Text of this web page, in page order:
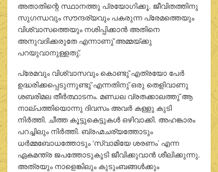
അതാതിന്റെ സ്ഥാനത്തു പ്രയോഗിക്കൂ. ജീവിതത്തിനു
സുഗന്ധവും സൗന്ദര്യവും പകരുന്ന പ്രേമത്തെയും
വിശ്വാസത്തെയും നശിപ്പിക്കാന്‍ അതിനെ
അനുവദിക്കരുതേ എന്നാണു് അമ്മയ്ക്കു
പറയുവാനുള്ളതു്.
പ്രേമവും വിശ്വാസവും കൊണ്ടു് എത്രയോ പേര്‍
ഉദ്ധരിക്കപ്പെടുന്നുണ്ടു് എന്നതിനു് ഒരു തെളിവാണു
ശബരിമല തീര്‍ത്ഥാടനം. മണ്ഡല വ്രതക്കാലത്തു് ആ
നാല്പത്തിയൊന്നു ദിവസം അവര്‍ കള്ളു കുടി
നിര്‍ത്തി. ചീത്ത കൂട്ടുകെട്ടുകള്‍ ഒഴിവാക്കി. അഹങ്കാരം
പറച്ചിലും നിര്‍ത്തി. ബ്രഹ്മചര്യത്തോടും
ധര്‍മ്മബോധത്തോടും ‘സ്വാമിയേ ശരണം’ എന്ന
ഏകമന്ത്ര ജപത്തോടുകൂടി ജീവിക്കുവാന്‍ ശീലിക്കുന്നു.
അത്രയും നാളെങ്കിലും കുടുംബങ്ങള്‍ക്കും